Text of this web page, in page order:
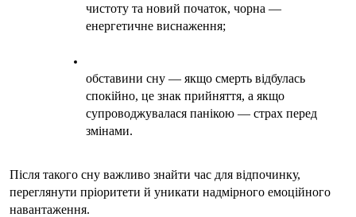
чистоту та новий початок, чорна —
енергетичне виснаження;
обставини сну — якщо смерть відбулась
спокійно, це знак прийняття, а якщо
супроводжувалася панікою — страх перед
змінами.
Після такого сну важливо знайти час для відпочинку,
переглянути пріоритети й уникати надмірного емоційного
навантаження.